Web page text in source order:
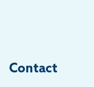
Contact